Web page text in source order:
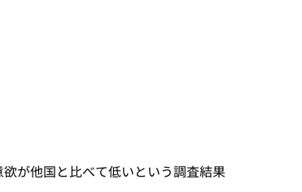
が他国と比べて低いという調査結果